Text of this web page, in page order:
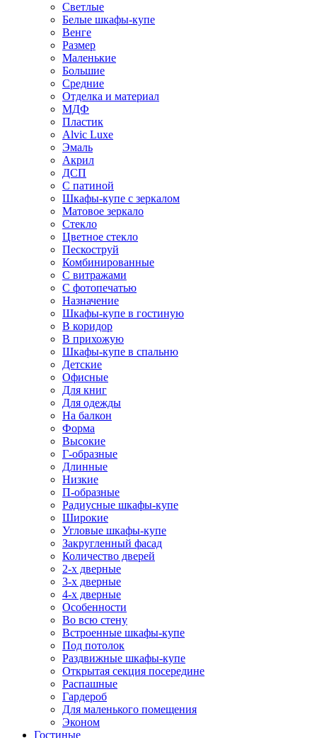
Светлые
Белые шкафы-купе
Венге
Размер
Маленькие
Большие
Средние
Отделка и материал
МДФ
Пластик
Alvic Luxe
Эмаль
Акрил
ДСП
С патиной
Шкафы-купе с зеркалом
Матовое зеркало
Стекло
Цветное стекло
Пескоструй
Комбинированные
С витражами
С фотопечатью
Назначение
Шкафы-купе в гостиную
В коридор
В прихожую
Шкафы-купе в спальню
Детские
Офисные
Для книг
Для одежды
На балкон
Форма
Высокие
Г-образные
Длинные
Низкие
П-образные
Радиусные шкафы-купе
Широкие
Угловые шкафы-купе
Закругленный фасад
Количество дверей
2-х дверные
3-х дверные
4-х дверные
Особенности
Во всю стену
Встроенные шкафы-купе
Под потолок
Раздвижные шкафы-купе
Открытая секция посередине
Распашные
Гардероб
Для маленького помещения
Эконом
Гостиные